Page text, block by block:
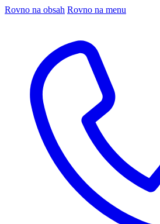
Rovno na obsah Rovno na menu